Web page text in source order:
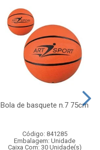
Bola de basquete n.7 75cm
Código: 841285
Embalagem: Unidade
Caixa Com: 30 Unidade(s)